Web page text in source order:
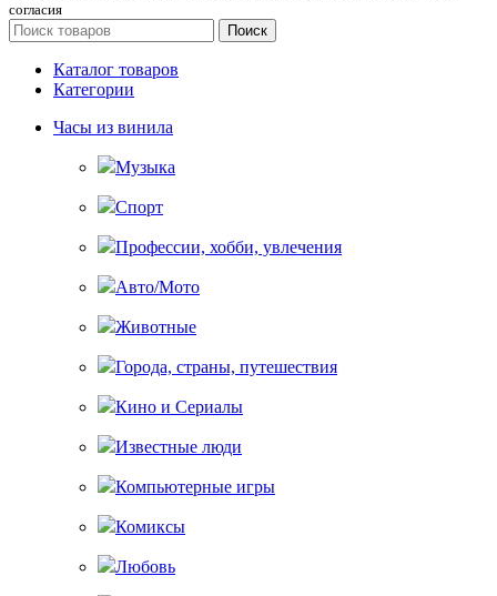
согласия
Поиск
Каталог товаров
Категории
Часы из винила
Музыка
Спорт
Профессии, хобби, увлечения
Авто/Мото
Животные
Города, страны, путешествия
Кино и Сериалы
Известные люди
Компьютерные игры
Комиксы
Любовь